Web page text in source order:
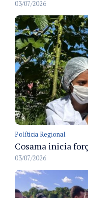
03/07/2026
Políticia Regional
03/07/2026